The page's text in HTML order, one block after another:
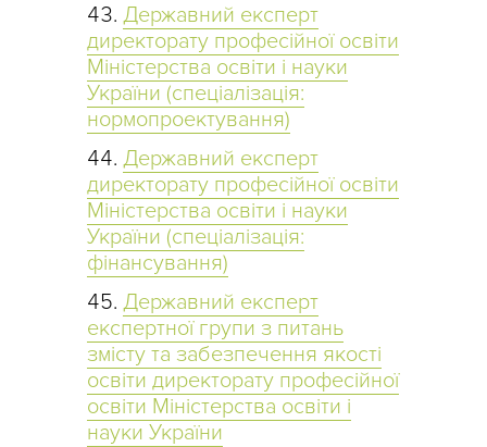
Державний експерт
директорату професійної освіти
Міністерства освіти і науки
України (спеціалізація:
нормопроектування)
Державний експерт
директорату професійної освіти
Міністерства освіти і науки
України (спеціалізація:
фінансування)
Державний експерт
експертної групи з питань
змісту та забезпечення якості
освіти директорату професійної
освіти Міністерства освіти і
науки України